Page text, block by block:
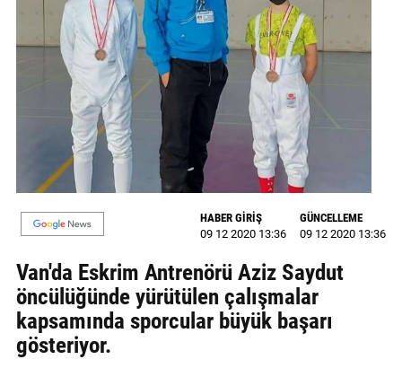
GALERİ
VİDEO
YAZARLAR
BİZE
ULAŞIN
Künye
İletişim
Gizlilik
Sözleşmesi
Kullanıcı
Sözleşmesi
HABER GİRİŞ
09 12 2020 13:36
GÜNCELLEME
09 12 2020 13:36
Van'da Eskrim Antrenörü Aziz Saydut
öncülüğünde yürütülen çalışmalar
kapsamında sporcular büyük başarı
gösteriyor.